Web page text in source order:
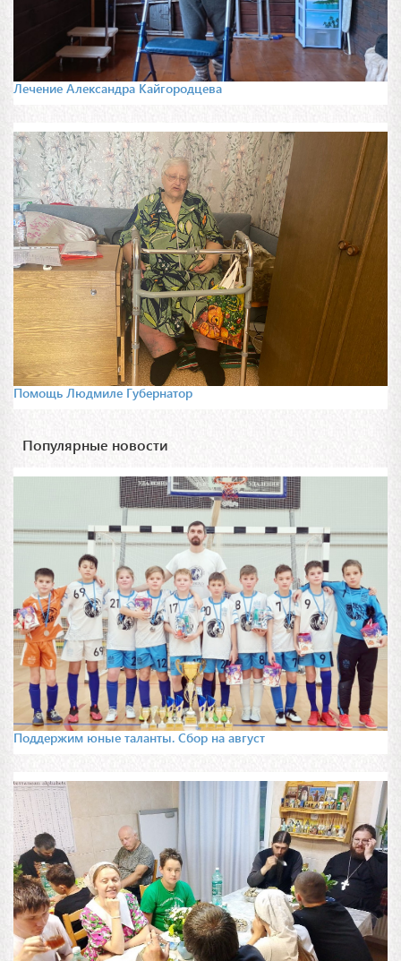
Лечение Александра Кайгородцева
Помощь Людмиле Губернатор
Популярные новости
Поддержим юные таланты. Сбор на август